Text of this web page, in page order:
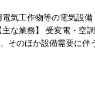
気工作物等の電気設
な業務】 受変電・空
そのほか設備需要に伴